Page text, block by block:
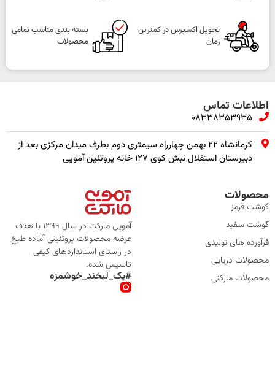
تحویل اکسپرس در کمترین
زمان
بسته بندی مناسب تمامی
محصولات
اطلاعات تماس
08338353935
کرمانشاه ۲۲ بهمن چهارراه سیمتری دوم بطرف میدان مرکزی بعد از
دبیرستان استقلال نبش کوی ۱۲۷ خانه پروتئین آمویی
محصولات
گوشت قرمز
گوشت سفید
فرآورده های تولیدی
محصولات دریایی
محصولات مارکتی
آمویی مارکت در سال 1399 با هدف
عرضه محصولات پروتئینی آماده طبخ
در راستای استانداردهای کیفی
تاسیس شده.
#یک_لبخند_خوشمزه